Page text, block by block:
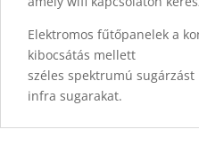
Elektromos fűtőpanelek a
kibocsátás mellett
széles spektrumú
infra sugarakat.